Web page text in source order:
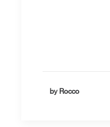
by Rocco